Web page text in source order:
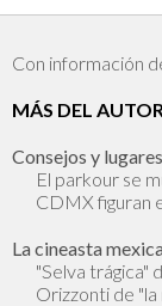
Con información
MÁS DEL AUTOR
Consejos y
El parkour se
CDMX figuran
La cineasta
"Selva trágica"
Orizzonti de "la